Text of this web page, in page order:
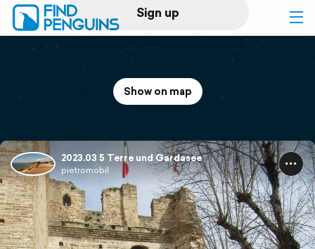
Sign up
Home
Flyover video
Explore
Show on map
2023.03 5 Terre und Gardasee
pietromobil